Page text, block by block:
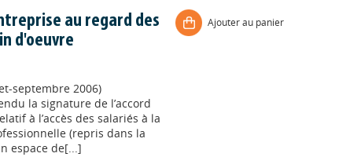
au regard des
d'oeuvre
septembre 2006)
la signature de l’accord
à l’accès des salariés à la
(repris dans la
espace de[...]
Ajouter au panier